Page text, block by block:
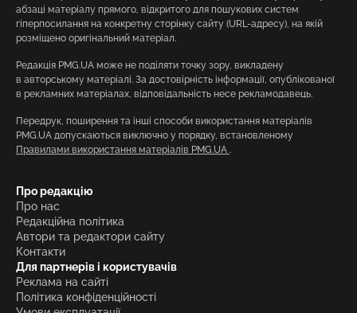
абзаці матеріалу прямого, відкритого для пошукових систем
гіперпосилання на конкретну сторінку сайту (URL-адресу), на якій
розміщено оригінальний матеріал.
Редакція PMG.UA може не поділяти точку зору, викладену
в авторському матеріалі. За достовірність інформації, опублікованої
в рекламних матеріалах, відповідальність несе рекламодавець.
Передрук, поширення та інші способи використання матеріалів
PMG.UA допускаються виключно у порядку, встановленому
Правилами використання матеріалів PMG.UA .
Про редакцію
Про нас
Редакційна політика
Автори та редактори сайту
Контакти
Для партнерів і користувачів
Реклама на сайті
Політика конфіденційності